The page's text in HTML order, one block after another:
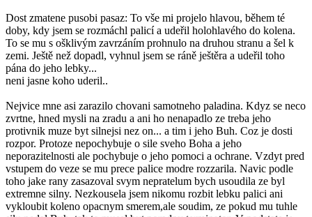
Dost zmatene pusobi pasaz: To vše mi projelo hlavou, během té
doby, kdy jsem se rozmáchl palicí a udeřil holohlavého do kolena.
To se mu s ošklivým zavrzáním prohnulo na druhou stranu a šel k
zemi. Ještě než dopadl, vyhnul jsem se ráně ještěra a udeřil toho
pána do jeho lebky...
neni jasne koho uderil..
Nejvice mne asi zarazilo chovani samotneho paladina. Kdyz se neco
zvrtne, hned mysli na zradu a ani ho nenapadlo ze treba jeho
protivnik muze byt silnejsi nez on... a tim i jeho Buh. Coz je dosti
rozpor. Protoze nepochybuje o sile sveho Boha a jeho
neporazitelnosti ale pochybuje o jeho pomoci a ochrane. Vzdyt pred
vstupem do veze se mu prece palice modre rozzarila. Navic podle
toho jake rany zasazoval svym nepratelum bych usoudila ze byl
extremne silny. Nezkousela jsem nikomu rozbit lebku palici ani
vykloubit koleno opacnym smerem,ale soudim, ze pokud mu tuhle